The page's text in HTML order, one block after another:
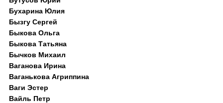
Бухарина Юлия
Бызгу Сергей
Быкова Ольга
Быкова Татьяна
Бычков Михаил
Ваганова Ирина
Ваганькова Агриппина
Ваги Эстер
Вайль Петр